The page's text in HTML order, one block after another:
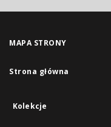
MAPA STRONY
Strona główna
Kolekcje